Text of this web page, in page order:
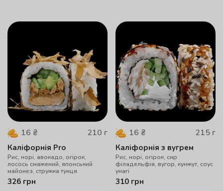
16 ₴ 210 г
Каліфорнія Pro
Рис, норі, авокадо, огірок,
лосось смажений, японський
майонез, стружка тунця
326 грн
16 ₴ 215 г
Каліфорнія з вугрем
Рис, норі, огірок, cир
філадельфія, вугор, кунжут, соус
унагі
310 грн